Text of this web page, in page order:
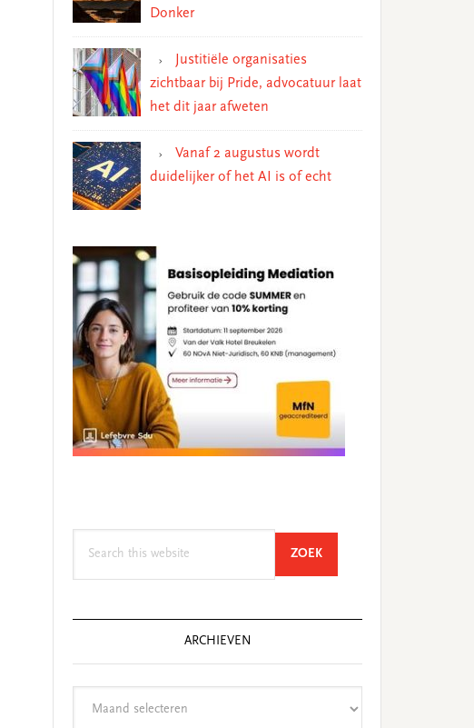
Donker
Justitiële organisaties
zichtbaar bij Pride, advocatuur laat
het dit jaar afweten
Vanaf 2 augustus wordt
duidelijker of het AI is of echt
ZOEKSEARCH
ARCHIEVEN